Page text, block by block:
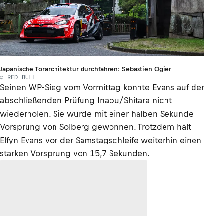
Japanische Torarchitektur durchfahren: Sebastien Ogier
© RED BULL
Seinen WP-Sieg vom Vormittag konnte Evans auf der
abschließenden Prüfung Inabu/Shitara nicht
wiederholen. Sie wurde mit einer halben Sekunde
Vorsprung von Solberg gewonnen. Trotzdem hält
Elfyn Evans vor der Samstagschleife weiterhin einen
starken Vorsprung von 15,7 Sekunden.